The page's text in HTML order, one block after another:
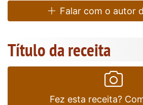
Falar com o autor
Título da receita
Fez esta receita?